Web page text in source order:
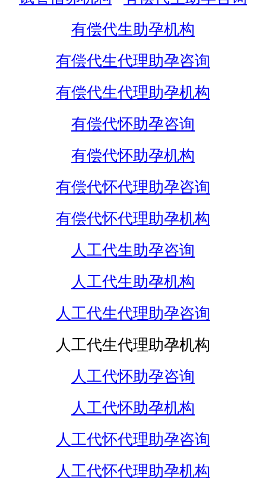
有偿代生助孕机构
有偿代生代理助孕咨询
有偿代生代理助孕机构
有偿代怀助孕咨询
有偿代怀助孕机构
有偿代怀代理助孕咨询
有偿代怀代理助孕机构
人工代生助孕咨询
人工代生助孕机构
人工代生代理助孕咨询
人工代生代理助孕机构
人工代怀助孕咨询
人工代怀助孕机构
人工代怀代理助孕咨询
人工代怀代理助孕机构